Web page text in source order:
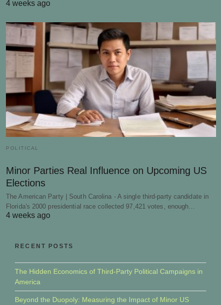
4 weeks ago
POLITICAL
Minor Parties Real Influence on Upcoming US
Elections
The American Party | South Carolina - A single third-party candidate in
Florida's 2000 presidential race collected 97,421 votes, enough…
4 weeks ago
RECENT POSTS
The Hidden Economics of Third-Party Political Campaigns in
America
Beyond the Duopoly: Measuring the Impact of Minor US